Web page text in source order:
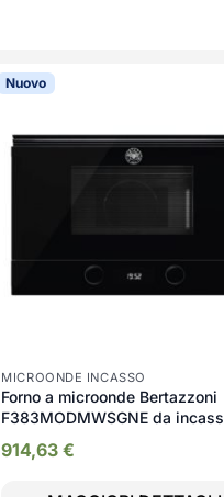
Nuovo
MICROONDE INCASSO
Forno a microonde Bertazzoni
F383MODMWSGNE da
914,63€